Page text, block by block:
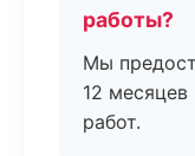
работы?
Мы
12
работ.